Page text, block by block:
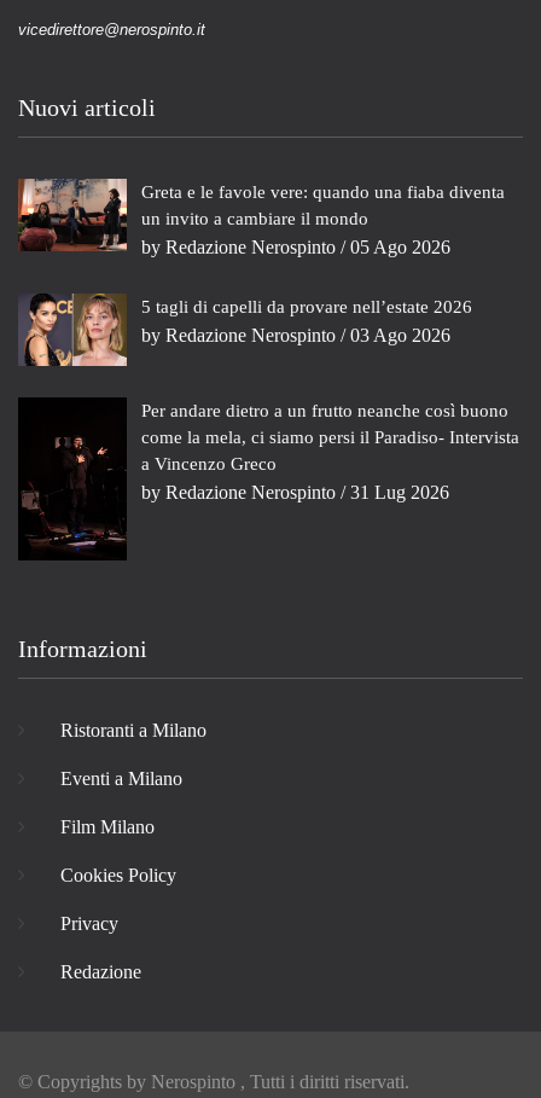
vicedirettore@nerospinto.it
Nuovi articoli
Greta e le favole vere: quando una fiaba diventa
un invito a cambiare il mondo
by Redazione Nerospinto / 05 Ago 2026
5 tagli di capelli da provare nell’estate 2026
by Redazione Nerospinto / 03 Ago 2026
Per andare dietro a un frutto neanche così buono
come la mela, ci siamo persi il Paradiso- Intervista
a Vincenzo Greco
by Redazione Nerospinto / 31 Lug 2026
Informazioni
Ristoranti a Milano
Eventi a Milano
Film Milano
Cookies Policy
Privacy
Redazione
© Copyrights by Nerospinto , Tutti i diritti riservati.